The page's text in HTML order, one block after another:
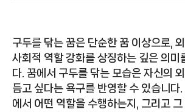
구두를 닦는 꿈은 단순한 꿈 이상으로,
사회적 역할 강화를 상징하는 깊은 의미
다. 꿈에서 구두를 닦는 모습은 자신의
듬고 싶다는 욕구를 반영할 수 있습니다.
에서 어떤 역할을 수행하는지, 그리고